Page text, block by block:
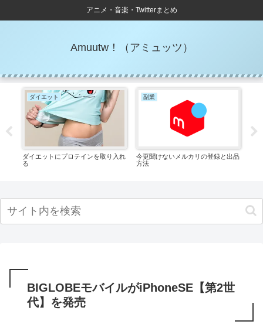
アニメ・音楽・Twitterまとめ
Amuutw！（アミュッツ）
ダイエット
ダイエットにプロテインを取り入れ
る
副業
今更聞けないメルカリの登録と出品
方法
BIGLOBEモバイルがiPhoneSE【第2世
代】を発売